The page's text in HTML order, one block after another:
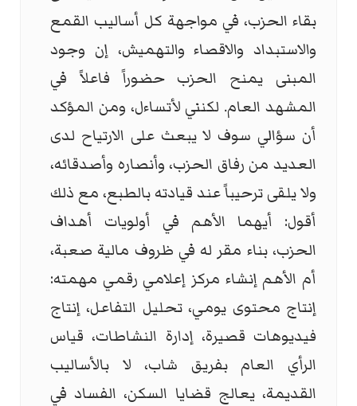
بقاء الحزب، في مواجهة كل أساليب القمع
والاستبداد والاقصاء والتهميش، إن وجود
المبنى يمنح الحزب حضوراً فاعلاً في
المشهد العام. لكنني لأتساءل، ومن المؤكد
أن سؤالي سوف لا يبعث على الارتياح لدى
العديد من رفاق الحزب، وأنصاره وأصدقائه،
ولا يلقى ترحيباً عند قيادته بالطبع، مع ذلك
أقول: أيهما الأهم في أولويات أهداف
الحزب، بناء مقر له في ظروف مالية صعبة،
أم الأهم إنشاء مركز إعلامي رقمي مهمته:
إنتاج محتوى يومي، تحليل التفاعل، إنتاج
فيديوهات قصيرة، إدارة النشاطات، قياس
الرأي العام بفريق شاب، لا بالأساليب
القديمة، يعالج قضايا السكن، الفساد في